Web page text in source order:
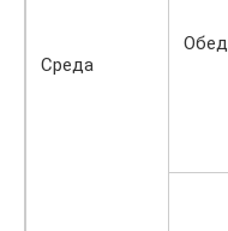
Среда
Обед